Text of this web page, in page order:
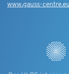
www.gauss-centre.eu